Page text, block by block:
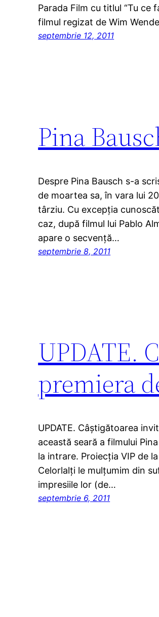
Parada Film cu titlul “Tu ce
filmul regizat de Wim
septembrie 12, 2011
Pina
Despre Pina Bausch s-a
de moartea sa, în vara lui
târziu. Cu excepţia
caz, după filmul lui Pablo
apare o secvenţă…
septembrie 8, 2011
UPDATE.
premiera
UPDATE. Câştigătoarea
această seară a filmului
la intrare. Proiecţia VIP de
Celorlalţi le mulţumim din
impresiile lor (de…
septembrie 6, 2011